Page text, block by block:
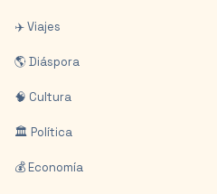
✈️ Viajes
🌎 Diáspora
🧠 Cultura
🏛️ Política
💰 Economía